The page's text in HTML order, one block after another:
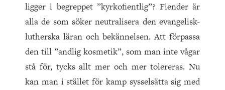
ligger i begreppet ”kyrkofientlig”? Fiender är
alla de som söker neutralisera den evangelisk-
lutherska läran och bekännelsen. Att förpassa
den till ”andlig kosmetik”, som man inte vågar
stå för, tycks allt mer och mer tolereras. Nu
kan man i stället för kamp sysselsätta sig med